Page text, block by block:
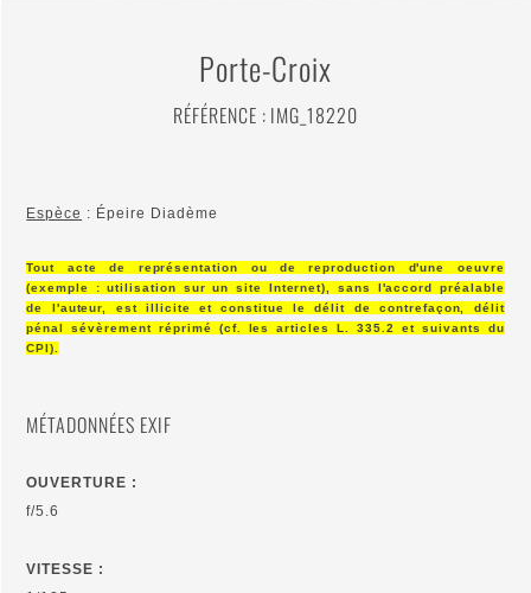
Porte-Croix
RÉFÉRENCE : IMG_18220
Espèce : Épeire Diadème
Tout acte de représentation ou de reproduction d'une oeuvre
(exemple : utilisation sur un site Internet), sans l'accord préalable
de l'auteur, est illicite et constitue le délit de contrefaçon, délit
pénal sévèrement réprimé (cf. les articles L. 335.2 et suivants du
CPI).
MÉTADONNÉES EXIF
OUVERTURE :
f/5.6
VITESSE :